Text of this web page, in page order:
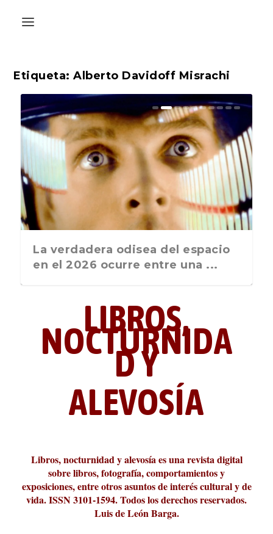
Etiqueta:Alberto Davidoff Misrachi
La última postal de la temporada
nos recuerda que nos vamos ...
La verdadera odisea del espacio
en el 2026 ocurre entre una ...
Liber 2026 al Fomento de la Le...
Revista Cultural Turia, númer...
10.000 pasos al día? Lo que d...
paisajística del mar de Sicil...
París
metafísicos de la novela ne...
LIBROS,
NOCTURNIDA
D Y
ALEVOSÍA
Libros, nocturnidad y alevosía es una revista digital
sobre libros, fotografía, comportamientos y
exposiciones, entre otros asuntos de interés cultural y de
vida. ISSN 3101-1594. Todos los derechos reservados.
Luis de León Barga.